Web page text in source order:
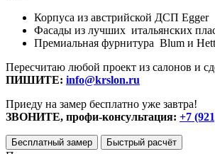
Корпуса из австрийской ДСП Egger
Фасады из лучших итальянских
Премиальная фурнитура Blum и
Пересчитаю любой проект из салонов и
ПИШИТЕ: info@krslon.ru
Приеду на замер бесплатно уже завтра!
ЗВОНИТЕ, профи-консультация: +7
Бесплатный замер Быстрый расчёт